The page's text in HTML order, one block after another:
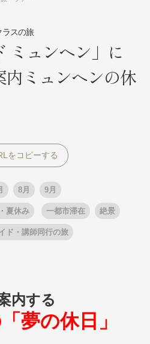
ーク
年末年始
GRAND'EX
旅行
舎（村・町）
ルに泊まる
夢の休日 国内旅行
探す
バスでめぐる
ななつ星in九州
瑞風
ラスの旅
ミュンヘン」に
内ミュンヘンの休
8月 9月
夏休み 一都市滞在 絶景
ド・講師同行の旅
内する
夢の休日」